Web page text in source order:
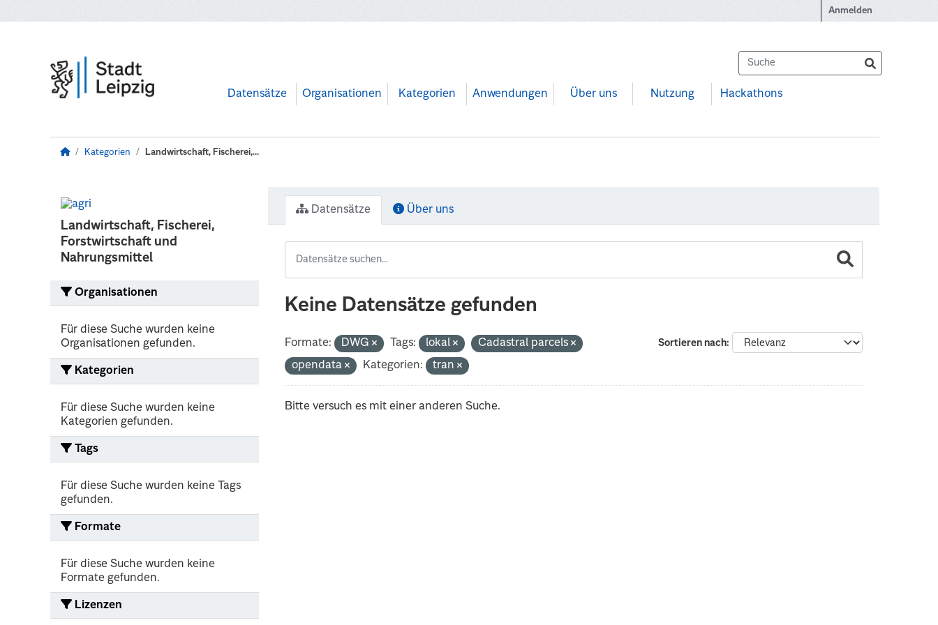
Anmelden
Datensätze Organisationen Kategorien Anwendungen Über uns Nutzung Hackathons
Kategorien Landwirtschaft, Fischerei,...
Landwirtschaft, Fischerei,
Forstwirtschaft und
Nahrungsmittel
Organisationen
Für diese Suche wurden keine
Organisationen gefunden.
Kategorien
Für diese Suche wurden keine
Kategorien gefunden.
Tags
Für diese Suche wurden keine Tags
gefunden.
Formate
Für diese Suche wurden keine
Formate gefunden.
Lizenzen
Datensätze Über uns
Keine Datensätze gefunden
Sortieren nach
Formate: DWG Tags: lokal
Cadastral parcels
opendata
Kategorien: tran
Bitte versuch es mit einer anderen Suche.